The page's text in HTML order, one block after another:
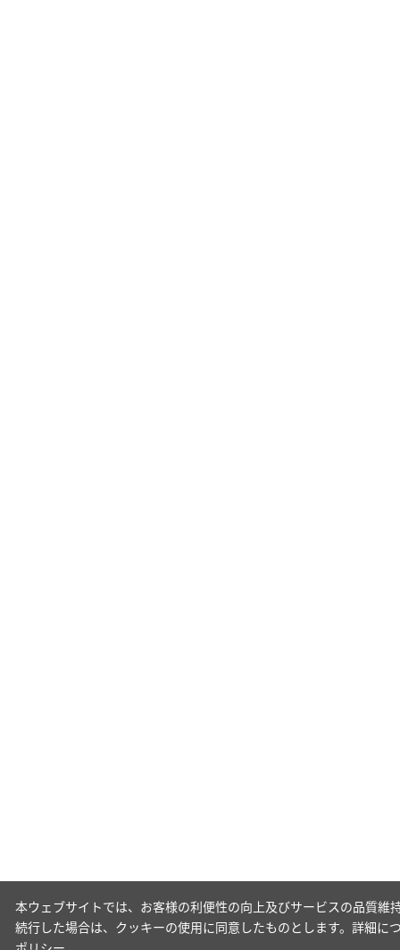
本ウェブサイトでは、お客様の利便性の向上及びサービスの品質
続行した場合は、クッキーの使用に同意したものとします。詳細